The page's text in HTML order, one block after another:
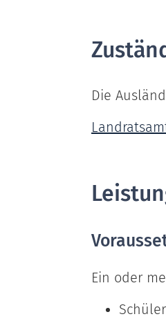
Die
Ein oder